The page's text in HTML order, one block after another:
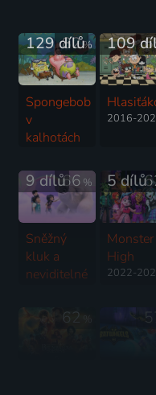
82%
129 dílů
Spongebob
v
kalhotách
109
66 %
9 dílů
Sněžný
kluk a
neviditelné
5 dílů
Monster
High
62